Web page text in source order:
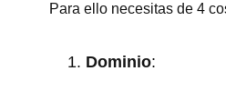
Para ello necesitas de 4
Dominio: